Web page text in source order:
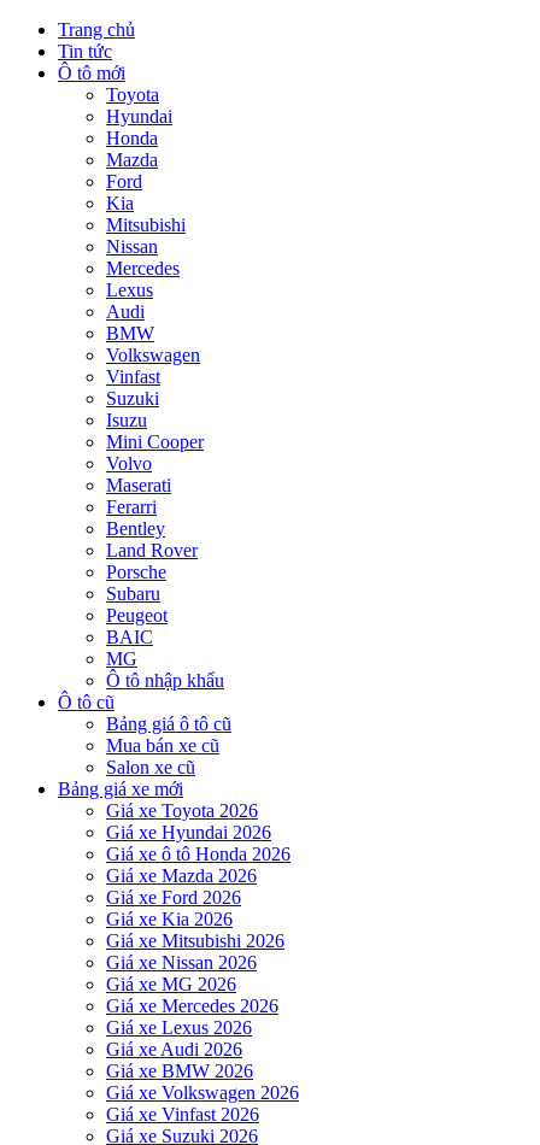
Trang chủ
Tin tức
Ô tô mới
Toyota
Hyundai
Honda
Mazda
Ford
Kia
Mitsubishi
Nissan
Mercedes
Lexus
Audi
BMW
Volkswagen
Vinfast
Suzuki
Isuzu
Mini Cooper
Volvo
Maserati
Ferarri
Bentley
Land Rover
Porsche
Subaru
Peugeot
BAIC
MG
Ô tô nhập khẩu
Ô tô cũ
Bảng giá ô tô cũ
Mua bán xe cũ
Salon xe cũ
Bảng giá xe mới
Giá xe Toyota 2026
Giá xe Hyundai 2026
Giá xe ô tô Honda 2026
Giá xe Mazda 2026
Giá xe Ford 2026
Giá xe Kia 2026
Giá xe Mitsubishi 2026
Giá xe Nissan 2026
Giá xe MG 2026
Giá xe Mercedes 2026
Giá xe Lexus 2026
Giá xe Audi 2026
Giá xe BMW 2026
Giá xe Volkswagen 2026
Giá xe Vinfast 2026
Giá xe Suzuki 2026